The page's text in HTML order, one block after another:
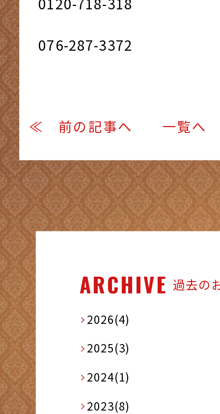
076-287-3372
≪ 前の記事へ 一覧へ
ARCHIVE 過去の
2026(4)
2025(3)
2024(1)
2023(8)